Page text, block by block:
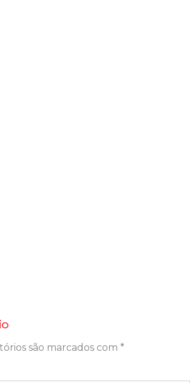
são marcados com *